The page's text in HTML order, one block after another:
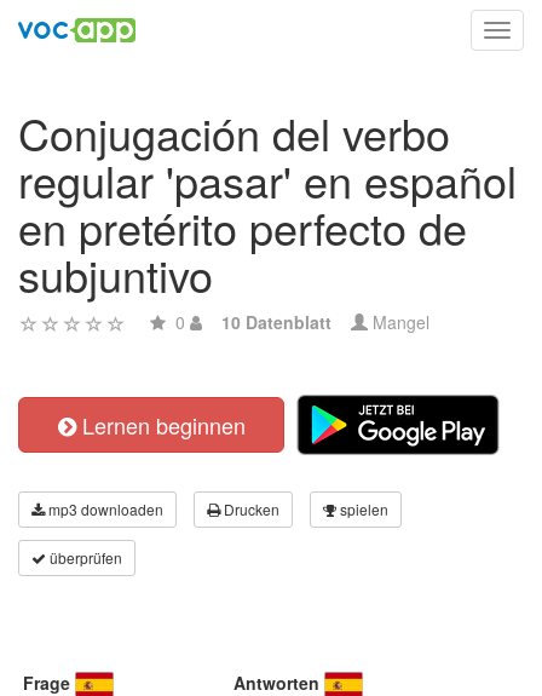
Conjugación del verbo
regular 'pasar' en español
en pretérito perfecto de
subjuntivo
0 10 Datenblatt Mangel
Lernen beginnen
mp3 downloaden Drucken spielen
überprüfen
Frage Antworten